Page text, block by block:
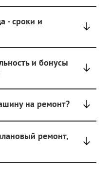
- сроки и
и бонусы
на ремонт?
ремонт,